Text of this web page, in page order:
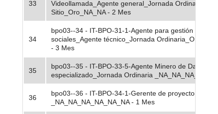
33
Videollamada_Agente general_Jornada Ordinaria_En
Sitio_Oro_NA_NA - 2 Mes
34
bpo03--34 - IT-BPO-31-1-Agente para gestión de
sociales_Agente técnico_Jornada
- 3 Mes
35
bpo03--35 - IT-BPO-33-5-Agente Minero de
especializado_Jornada Ordinaria _NA_NA_NA_NA -
36
bpo03--36 - IT-BPO-34-1-Gerente de proyecto
_NA_NA_NA_NA_NA_NA - 1 Mes